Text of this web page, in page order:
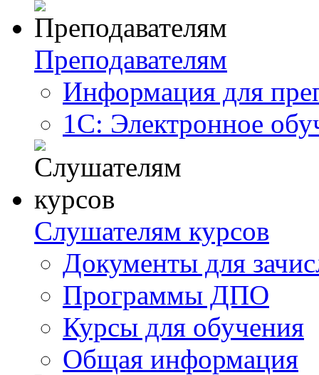
Преподавателям
Информация для
1С: Электронное
Слушателям курсов
Документы для
Программы ДПО
Курсы для обучения
Общая информация